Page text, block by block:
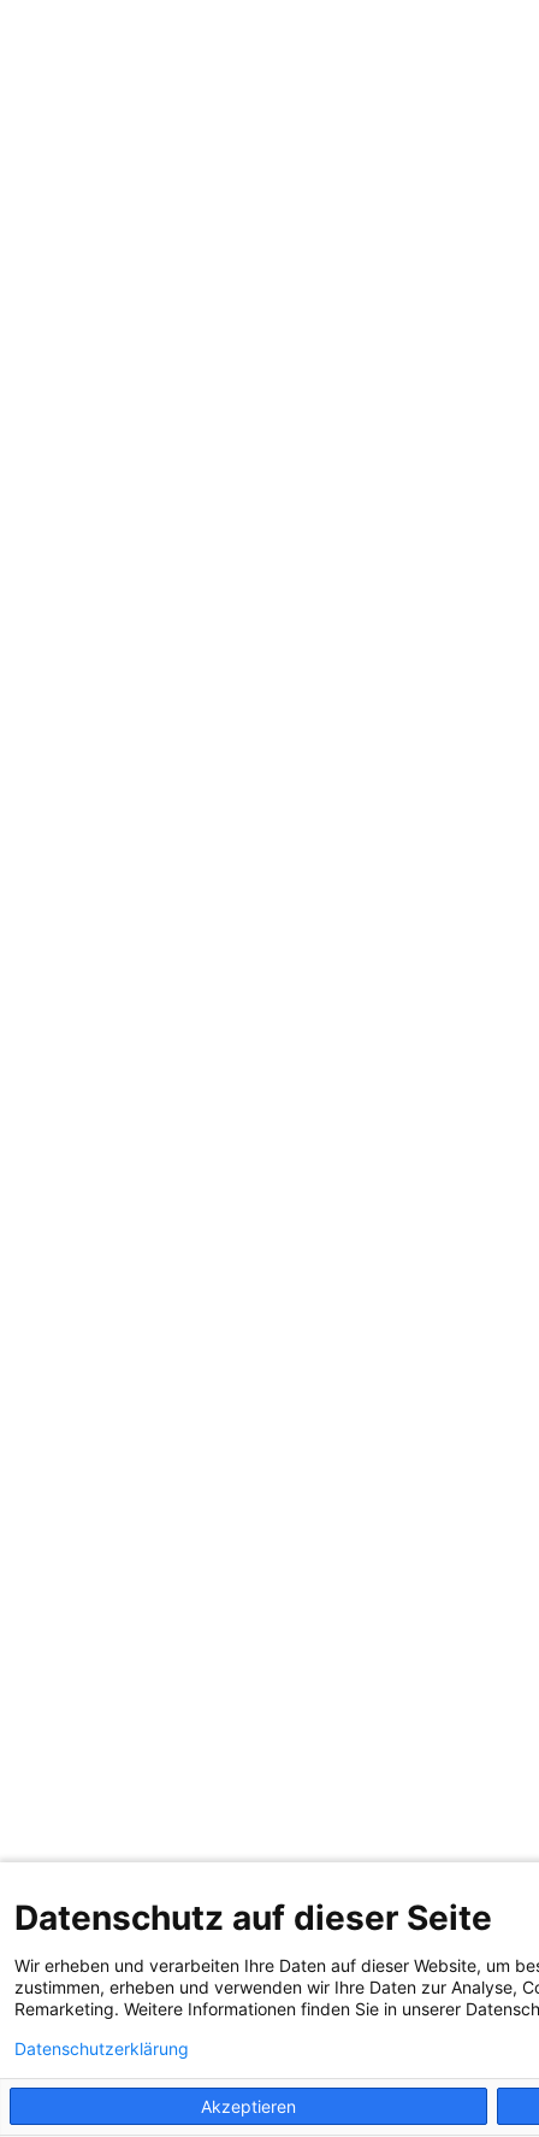
Datenschutz auf dieser Seite
Wir erheben und verarbeiten Ihre Daten auf dieser Website, um
zustimmen, erheben und verwenden wir Ihre Daten zur Analyse,
Remarketing. Weitere Informationen finden Sie in unserer
Datenschutzerklärung
Akzeptieren